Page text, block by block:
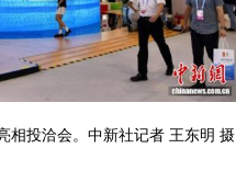
相投洽会。中新社记者 王东明 摄